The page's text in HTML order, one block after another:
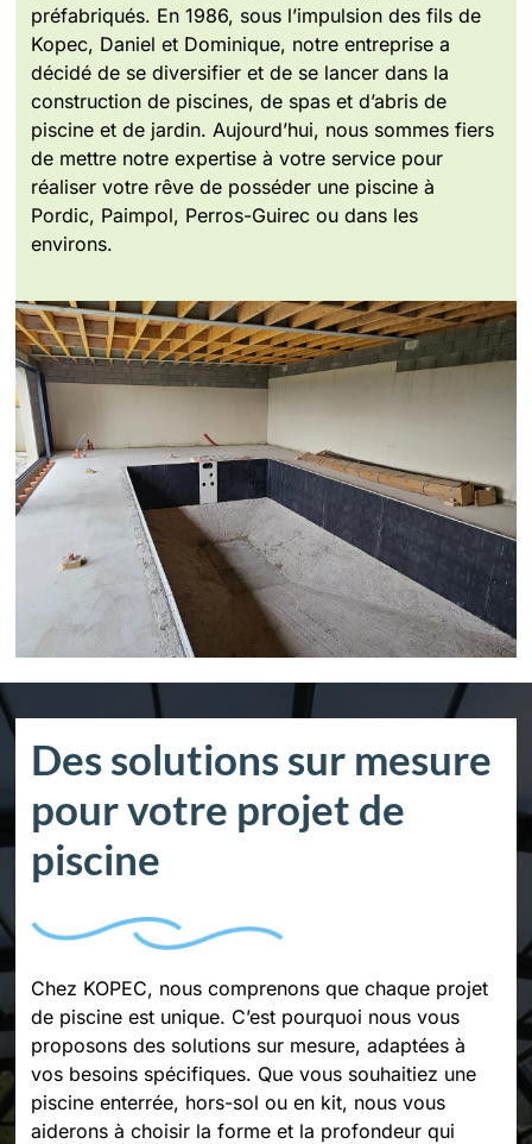
préfabriqués. En 1986, sous l’impulsion des fils de
Kopec, Daniel et Dominique, notre entreprise a
décidé de se diversifier et de se lancer dans la
construction de piscines, de spas et d’abris de
piscine et de jardin. Aujourd’hui, nous sommes fiers
de mettre notre expertise à votre service pour
réaliser votre rêve de posséder une piscine à
Pordic, Paimpol, Perros-Guirec ou dans les
environs.
Des solutions sur mesure
pour votre projet de
piscine
Chez KOPEC, nous comprenons que chaque projet
de piscine est unique. C’est pourquoi nous vous
proposons des solutions sur mesure, adaptées à
vos besoins spécifiques. Que vous souhaitiez une
piscine enterrée, hors-sol ou en kit, nous vous
aiderons à choisir la forme et la profondeur qui